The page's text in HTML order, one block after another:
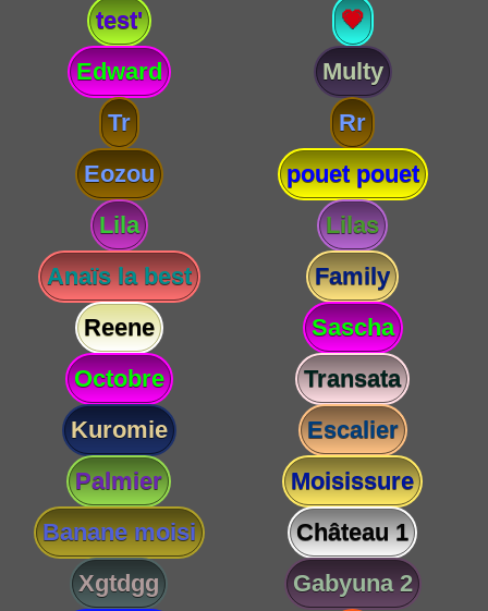
test'
💗
Edward
Multy
Tr
Rr
Eozou
pouet pouet
Lila
Lilas
Anaïs la best
Family
Reene
Sascha
Octobre
Transata
Kuromie
Escalier
Palmier
Moisissure
Banane moisi
Château 1
Xgtdgg
Gabyuna 2